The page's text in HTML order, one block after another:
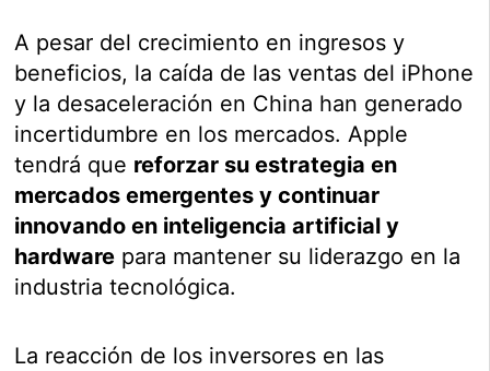
A pesar del crecimiento en ingresos y
beneficios, la caída de las ventas del iPhone
y la desaceleración en China han generado
incertidumbre en los mercados. Apple
tendrá que reforzar su estrategia en
mercados emergentes y continuar
innovando en inteligencia artificial y
hardware para mantener su liderazgo en la
industria tecnológica.
La reacción de los inversores en las